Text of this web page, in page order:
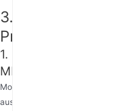
3. Analyse
Prinzipien
1. Synergie
MIMO Technology
Moderne Router sind im
ausgestattet, nicht für ein